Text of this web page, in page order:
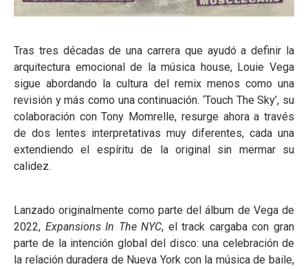
Tras tres décadas de una carrera que ayudó a definir la
arquitectura emocional de la música house, Louie Vega
sigue abordando la cultura del remix menos como una
revisión y más como una continuación. ‘Touch The Sky’, su
colaboración con Tony Momrelle, resurge ahora a través
de dos lentes interpretativas muy diferentes, cada una
extendiendo el espíritu de la original sin mermar su
calidez.
Lanzado originalmente como parte del álbum de Vega de
2022, Expansions In The NYC, el track cargaba con gran
parte de la intención global del disco: una celebración de
la relación duradera de Nueva York con la música de baile,